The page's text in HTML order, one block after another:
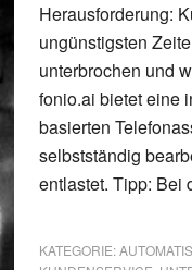
Herausforderung:
ungünstigsten
unterbrochen und
fonio.ai bietet eine
basierten
selbstständig
entlastet. Tipp: Bei
KATEGORIE: